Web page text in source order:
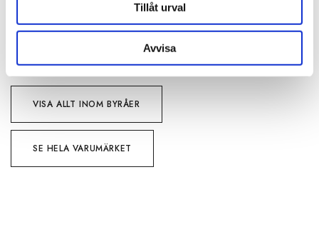
Tillåt urval
Avvisa
30 dagars öppet köp - gäller ej företagskunder eller beställningsvaror
VISA ALLT INOM BYRÅER
SE HELA VARUMÄRKET